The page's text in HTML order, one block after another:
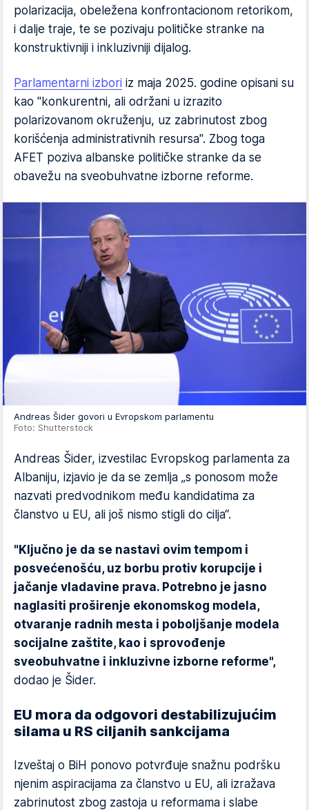
polarizacija, obeležena konfrontacionom retorikom,
i dalje traje, te se pozivaju političke stranke na
konstruktivniji i inkluzivniji dijalog.
Parlamentarni izbori iz maja 2025. godine opisani su
kao "konkurentni, ali održani u izrazito
polarizovanom okruženju, uz zabrinutost zbog
korišćenja administrativnih resursa". Zbog toga
AFET poziva albanske političke stranke da se
obavežu na sveobuhvatne izborne reforme.
Andreas Šider govori u Evropskom parlamentu
Foto: Shutterstock
Andreas Šider, izvestilac Evropskog parlamenta za
Albaniju, izjavio je da se zemlja „s ponosom može
nazvati predvodnikom među kandidatima za
članstvo u EU, ali još nismo stigli do cilja“.
"Ključno je da se nastavi ovim tempom i
posvećenošću, uz borbu protiv korupcije i
jačanje vladavine prava. Potrebno je jasno
naglasiti proširenje ekonomskog modela,
otvaranje radnih mesta i poboljšanje modela
socijalne zaštite, kao i sprovođenje
sveobuhvatne i inkluzivne izborne reforme",
dodao je Šider.
EU mora da odgovori destabilizujućim
silama u RS ciljanih sankcijama
Izveštaj o BiH ponovo potvrđuje snažnu podršku
njenim aspiracijama za članstvo u EU, ali izražava
zabrinutost zbog zastoja u reformama i slabe